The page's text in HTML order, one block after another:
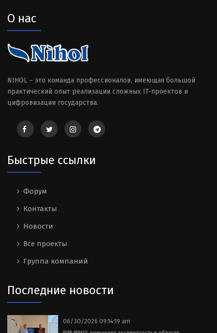
О нас
NIHOL – это команда профессионалов, имеющая большой
практический опыт реализации сложных IT-проектов и
цифровизации государства.
Быстрые ссылки
Форум
Контакты
Новости
Все проекты
Группа компаний
Последние новости
06/30/2026 09:14:19 am